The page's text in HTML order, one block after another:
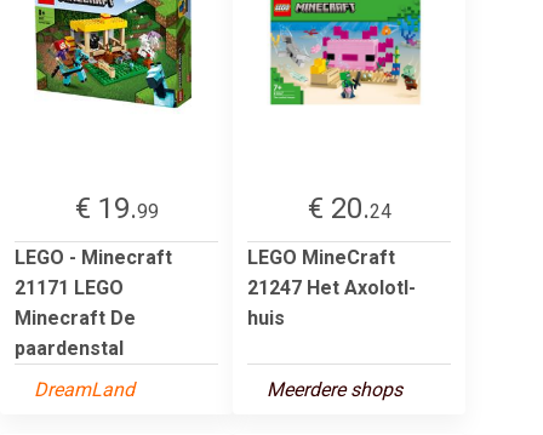
€ 19.99
LEGO - Minecraft
21171 LEGO
Minecraft De
paardenstal
DreamLand
€ 20.24
LEGO MineCraft
21247 Het Axolotl-
huis
Meerdere shops